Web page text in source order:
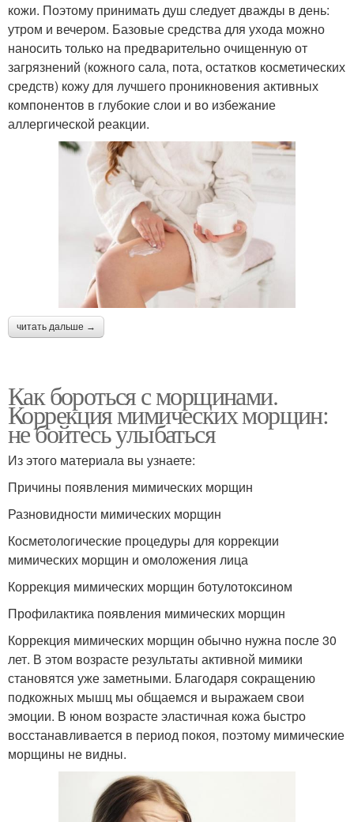
кожи. Поэтому принимать душ следует дважды в день:
утром и вечером. Базовые средства для ухода можно
наносить только на предварительно очищенную от
загрязнений (кожного сала, пота, остатков косметических
средств) кожу для лучшего проникновения активных
компонентов в глубокие слои и во избежание
аллергической реакции.
читать дальше →
Как бороться с морщинами.
Коррекция мимических морщин:
не бойтесь улыбаться
Из этого материала вы узнаете:
Причины появления мимических морщин
Разновидности мимических морщин
Косметологические процедуры для коррекции
мимических морщин и омоложения лица
Коррекция мимических морщин ботулотоксином
Профилактика появления мимических морщин
Коррекция мимических морщин обычно нужна после 30
лет. В этом возрасте результаты активной мимики
становятся уже заметными. Благодаря сокращению
подкожных мышц мы общаемся и выражаем свои
эмоции. В юном возрасте эластичная кожа быстро
восстанавливается в период покоя, поэтому мимические
морщины не видны.